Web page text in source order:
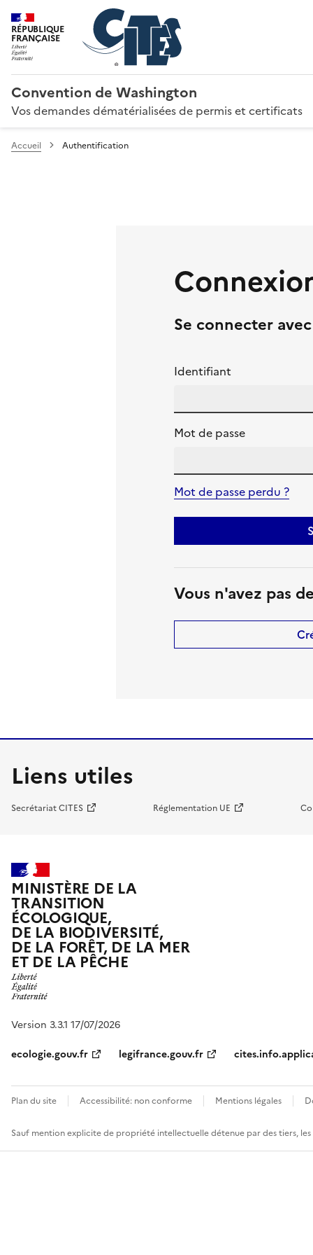
RÉPUBLIQUE
FRANÇAISE
Convention de Washington
Vos demandes dématérialisées de permis et certificats
Accueil Authentification
Se connecter
Identifiant
Mot de passe
Mot de passe perdu ?
Vous n'avez pas
Liens utiles
Secrétariat CITES Réglementation UE
MINISTÈRE DE LA
TRANSITION
ÉCOLOGIQUE,
DE LA BIODIVERSITÉ,
DE LA FORÊT, DE LA MER
ET DE LA PÊCHE
Version 3.3.1 17/07/2026
ecologie.gouv.fr
legifrance.gouv.fr
Plan du site Accessibilité: non conforme Mentions légales
Sauf mention explicite de propriété intellectuelle détenue par des tiers,